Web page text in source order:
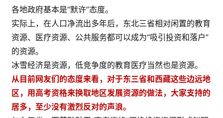
各地政府基本是“默许”态度。
实际上，在人口净流出多年后，东北三省相对闲置的教育
资源、医疗资源、公共服务都可以成为“吸引投资和落户”
的资源。
冰雪经济是资源，低竞争度的教育医疗当然也是资源。
从目前网友们的态度来看，对于东三省和西藏这些边远地
区，用高考资格来换取地区发展资源的做法，大家支持的
居多，至少没有激烈反对的声浪。